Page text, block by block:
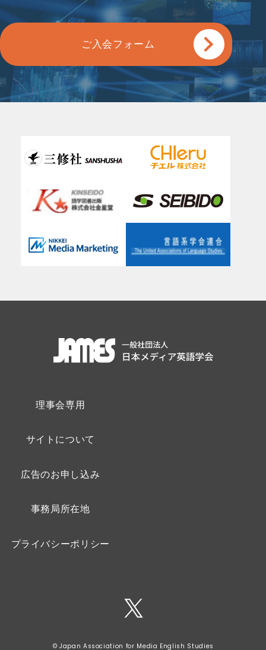
ご入会フォーム
理事会専用
サイトについて
広告のお申し込み
事務局所在地
プライバシーポリシー
© Japan Association for Media English Studies